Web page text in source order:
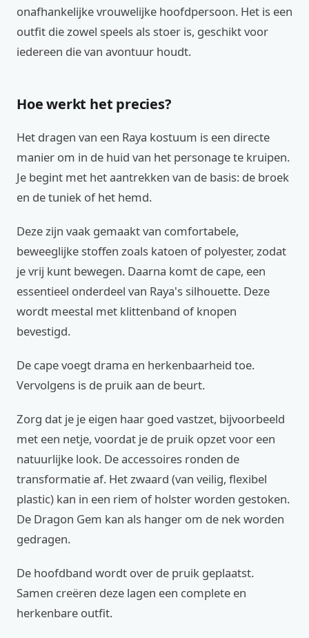
onafhankelijke vrouwelijke hoofdpersoon. Het is een
outfit die zowel speels als stoer is, geschikt voor
iedereen die van avontuur houdt.
Hoe werkt het precies?
Het dragen van een Raya kostuum is een directe
manier om in de huid van het personage te kruipen.
Je begint met het aantrekken van de basis: de broek
en de tuniek of het hemd.
Deze zijn vaak gemaakt van comfortabele,
beweeglijke stoffen zoals katoen of polyester, zodat
je vrij kunt bewegen. Daarna komt de cape, een
essentieel onderdeel van Raya's silhouette. Deze
wordt meestal met klittenband of knopen
bevestigd.
De cape voegt drama en herkenbaarheid toe.
Vervolgens is de pruik aan de beurt.
Zorg dat je je eigen haar goed vastzet, bijvoorbeeld
met een netje, voordat je de pruik opzet voor een
natuurlijke look. De accessoires ronden de
transformatie af. Het zwaard (van veilig, flexibel
plastic) kan in een riem of holster worden gestoken.
De Dragon Gem kan als hanger om de nek worden
gedragen.
De hoofdband wordt over de pruik geplaatst.
Samen creëren deze lagen een complete en
herkenbare outfit.